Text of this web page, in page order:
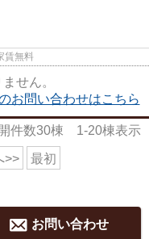
賃無料
せん。
お問い合わせはこちら
件数30棟 1-20棟表示
>> 最初
お問い合わせ